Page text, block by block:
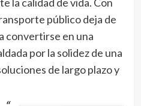
público deja de
convertirse en una
por la solidez de una
de largo plazo y